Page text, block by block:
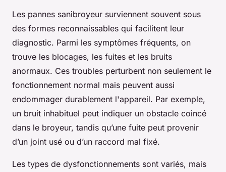
Les pannes sanibroyeur surviennent souvent sous
des formes reconnaissables qui facilitent leur
diagnostic. Parmi les symptômes fréquents, on
trouve les blocages, les fuites et les bruits
anormaux. Ces troubles perturbent non seulement le
fonctionnement normal mais peuvent aussi
endommager durablement l'appareil. Par exemple,
un bruit inhabituel peut indiquer un obstacle coincé
dans le broyeur, tandis qu’une fuite peut provenir
d’un joint usé ou d’un raccord mal fixé.
Les types de dysfonctionnements sont variés, mais